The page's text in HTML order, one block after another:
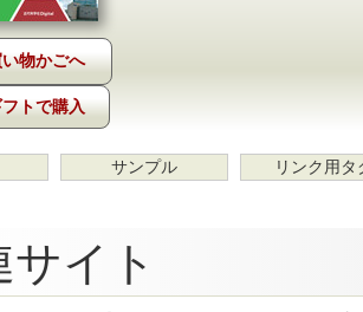
トで購入
サンプル リンク用タ
サイト